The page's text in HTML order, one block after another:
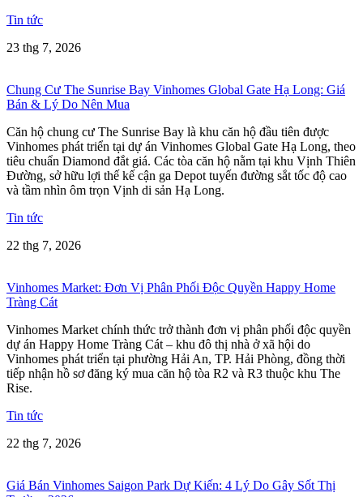
Tin tức
23 thg 7, 2026
Chung Cư The Sunrise Bay Vinhomes Global Gate Hạ Long: Giá
Bán & Lý Do Nên Mua
Căn hộ chung cư The Sunrise Bay là khu căn hộ đầu tiên được
Vinhomes phát triển tại dự án Vinhomes Global Gate Hạ Long, theo
tiêu chuẩn Diamond đắt giá. Các tòa căn hộ nằm tại khu Vịnh Thiên
Đường, sở hữu lợi thế kế cận ga Depot tuyến đường sắt tốc độ cao
và tầm nhìn ôm trọn Vịnh di sản Hạ Long.
Tin tức
22 thg 7, 2026
Vinhomes Market: Đơn Vị Phân Phối Độc Quyền Happy Home
Tràng Cát
Vinhomes Market chính thức trở thành đơn vị phân phối độc quyền
dự án Happy Home Tràng Cát – khu đô thị nhà ở xã hội do
Vinhomes phát triển tại phường Hải An, TP. Hải Phòng, đồng thời
tiếp nhận hồ sơ đăng ký mua căn hộ tòa R2 và R3 thuộc khu The
Rise.
Tin tức
22 thg 7, 2026
Giá Bán Vinhomes Saigon Park Dự Kiến: 4 Lý Do Gây Sốt Thị